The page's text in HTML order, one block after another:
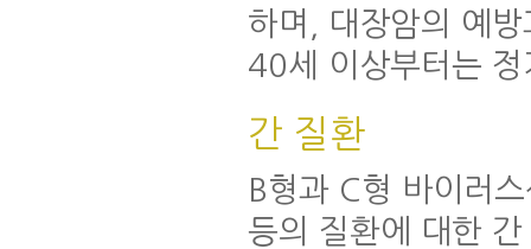
하며, 대장암의 예
40세 이상부터는
간 질환
B형과 C형 바이러
등의 질환에 대한